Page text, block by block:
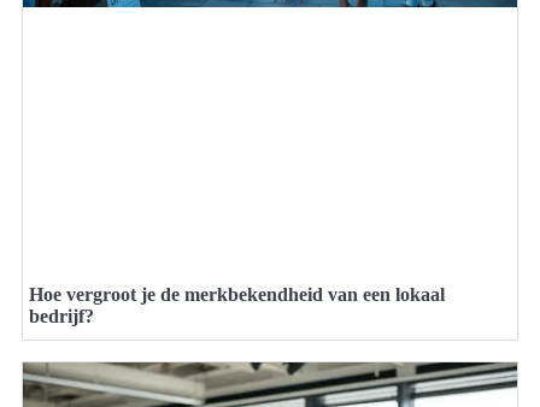
Hoe vergroot je de merkbekendheid van een lokaal
bedrijf?